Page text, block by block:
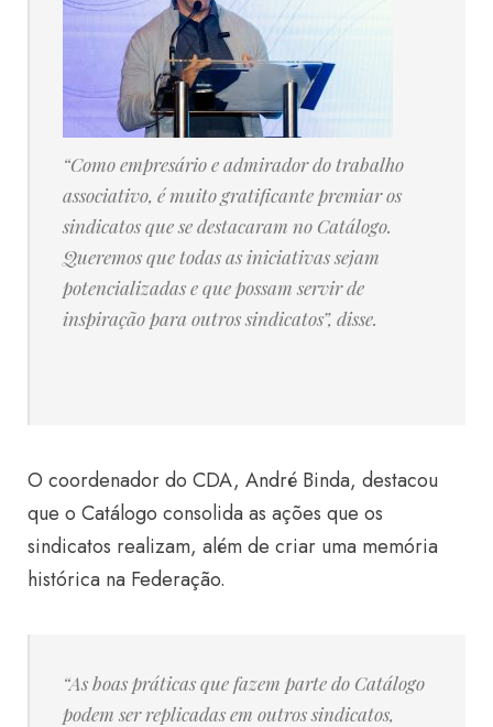
“Como empresário e admirador do trabalho
associativo, é muito gratificante premiar os
sindicatos que se destacaram no Catálogo.
Queremos que todas as iniciativas sejam
potencializadas e que possam servir de
inspiração para outros sindicatos”, disse.
O coordenador do CDA, André Binda, destacou
que o Catálogo consolida as ações que os
sindicatos realizam, além de criar uma memória
histórica na Federação.
“As boas práticas que fazem parte do Catálogo
podem ser replicadas em outros sindicatos,